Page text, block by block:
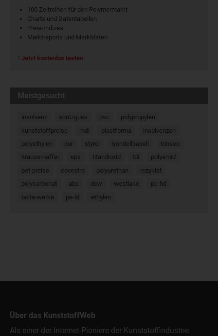
100 Zeitreihen für den Polymermarkt
Charts und Datentabellen
Preis-Indizes
Marktreports und Marktdaten
Jetzt kostenlos testen
Meistgesucht
insolvenz spritzguss pvc
polypropylen
kunststoffpreise
mdi plastforma
insolvenzen
polyethylen
pur styrol lyondellbasell
trinseo
kraussmaffei
eps titandioxid tdi
polyamid
pet-preise
covestro polyurethan
rezyklat
polycarbonat
abs dow westlake
pe-hd
bolta-werke
pe-ld ethylen
Über das KunststoffWeb
Als einer der Internet-Pioniere der Kunststoffindustrie